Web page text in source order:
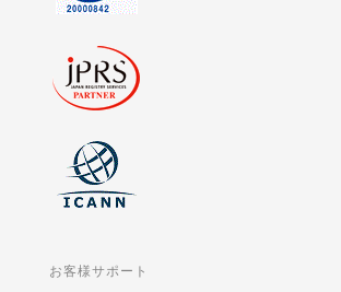
お客様サポート